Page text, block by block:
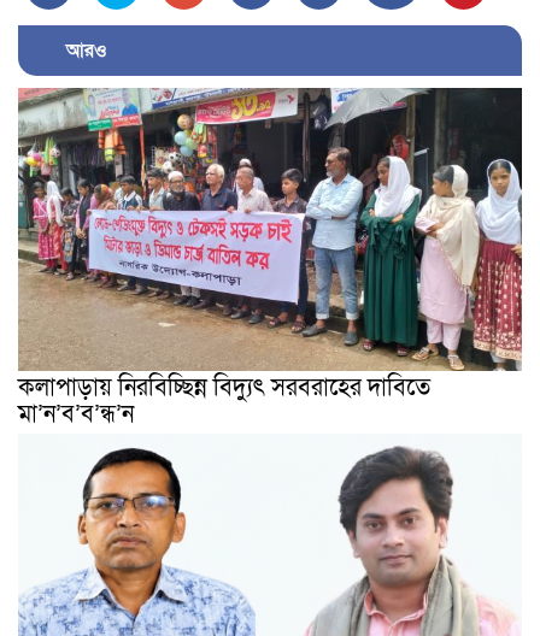
আরও
কলাপাড়ায় নিরবিচ্ছিন্ন বিদ্যুৎ সরবরাহের দাবিতে
মা’ন’ব’ব’ন্ধ’ন